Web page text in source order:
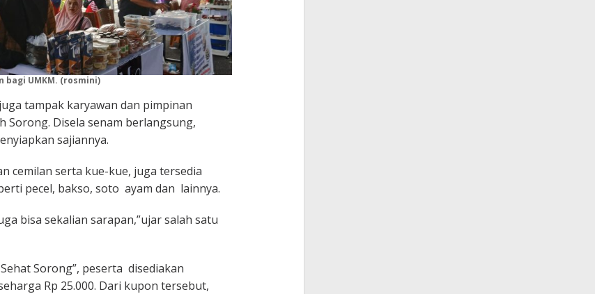
bagi UMKM. (rosmini)
tampak karyawan dan pimpinan
Sorong. Disela senam berlangsung,
sajiannya.
cemilan serta kue-kue, juga tersedia
pecel, bakso, soto ayam dan lainnya.
bisa sekalian sarapan,”ujar salah satu
Sorong”, peserta disediakan
Rp 25.000. Dari kupon tersebut,